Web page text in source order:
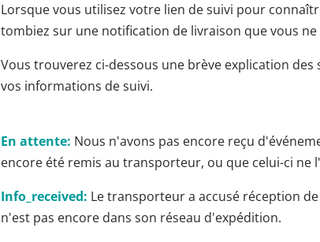
Lorsque vous utilisez votre lien de suivi pour
tombiez sur une notification de livraison que vous ne
Vous trouverez ci-dessous une brève explication
vos informations de suivi.
En attente: Nous n'avons pas encore reçu
encore été remis au transporteur, ou que celui-ci ne
Info_received: Le transporteur a accusé réception
n'est pas encore dans son réseau d'expédition.